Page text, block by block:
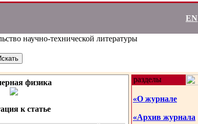
EN
научно-технической литературы
физика
к статье
разделы
«О журнале
«Архив журнала